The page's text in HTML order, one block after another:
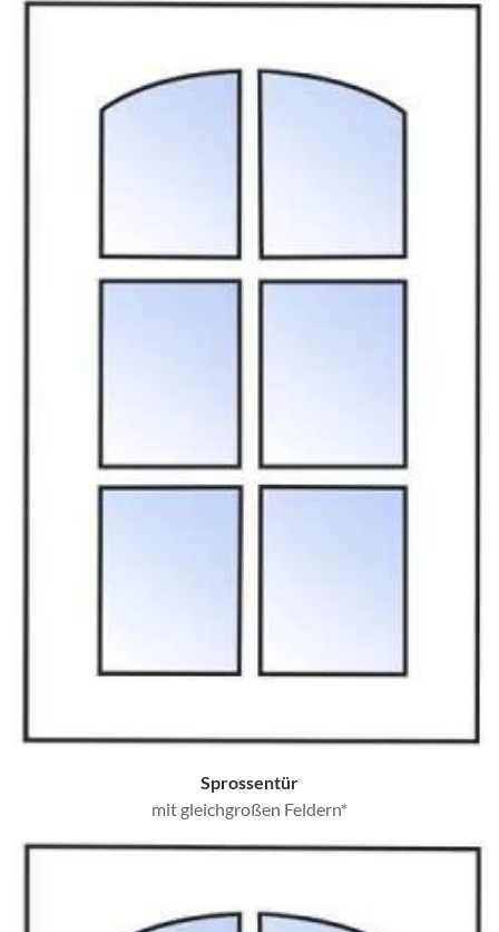
Sprossentür
mit gleichgroßen Feldern*